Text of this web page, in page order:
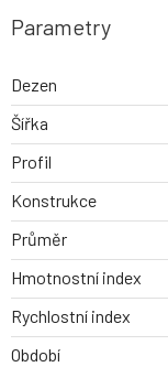
Parametry
Dezen
Šířka
Profil
Konstrukce
Průměr
Hmotnostní index
Rychlostní index
Období